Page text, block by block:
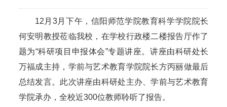
12月3月下午，信阳师范学院教育科学学院院长
何安明教授莅临我校，在学校行政楼二楼报告厅作了
题为“科研项目申报体会”专题讲座。讲座由科研处长
万福成主持，学前与艺术教育学院院长方丙丽做最后
总结发言。此次讲座由科研处主办、学前与艺术教育
学院承办，全校近300位教师聆听了报告。